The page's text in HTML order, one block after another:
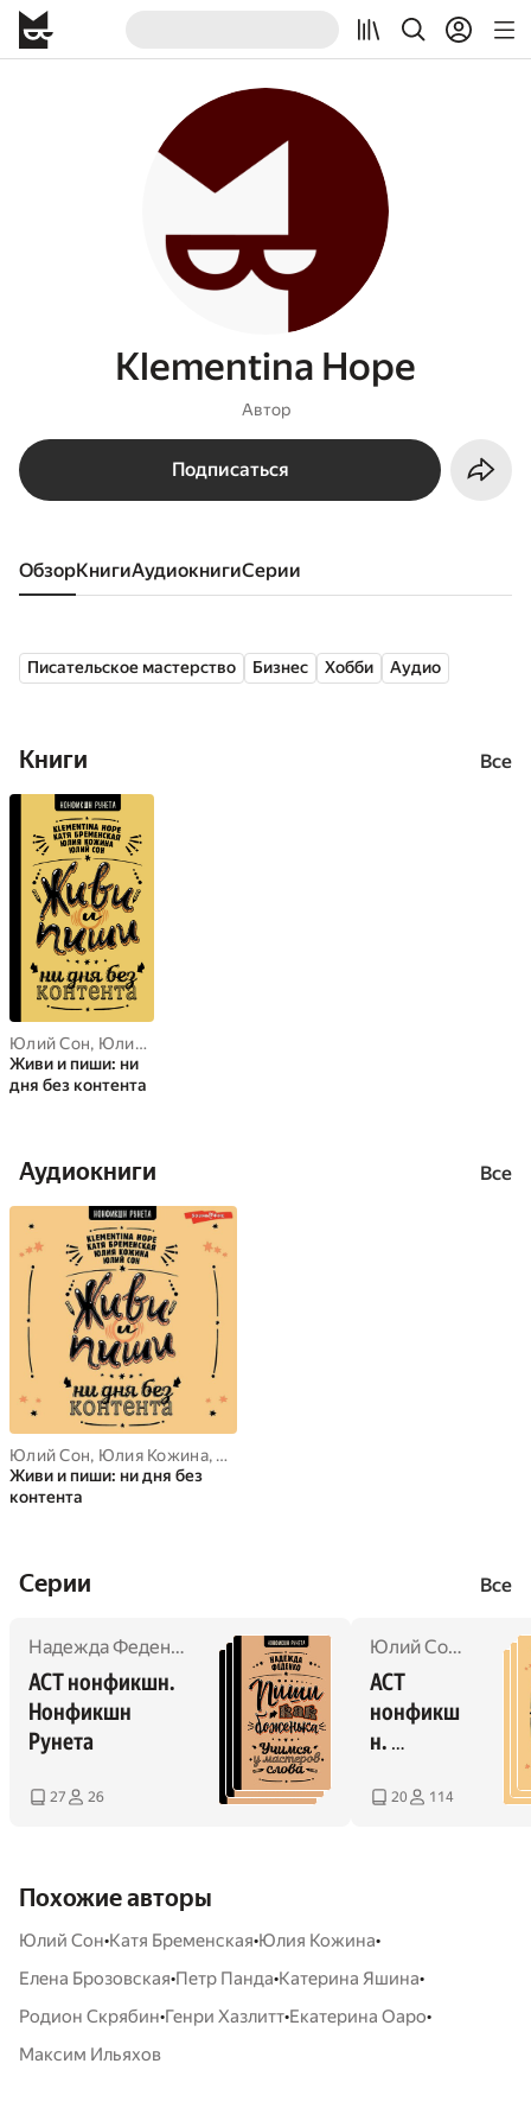
Klementina Hope
Автор
Подписаться
Обзор книги аудиокниги серии
Писательское мастерство Бизнес Хобби Аудио
Книги Все
Юлий Сон, Юлия Кожина
Живи и пиши: ни
дня без контента
Аудиокниги Все
Юлий Сон, Юлия Кожина, Катя Бременская
Живи и пиши: ни дня без
контента
Cерии Все
Надежда Феденко Ирина Гольмгрейн ,Екатерина Оаро
АСТ нонфикшн.
Нонфикшн
Рунета
27 26
Юлий Сон, Юлия
АСТ
нонфикш
н.
н Рунета
20 114
Похожие авторы
Юлий Сон•Катя Бременская•Юлия Кожина•
Елена Брозовская•Петр Панда•Катерина Яшина•
Родион Скрябин•Генри Хазлитт•Екатерина Оаро•
Максим Ильяхов